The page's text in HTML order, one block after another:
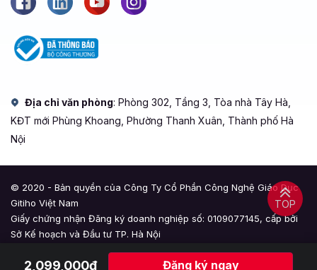
2,099,000đ Đăng ký ngay
TOP
Địa chỉ văn phòng: Phòng 302, Tầng 3, Tòa nhà Tây Hà,
KĐT mới Phùng Khoang, Phường Thanh Xuân, Thành phố Hà
Nội
© 2020 - Bản quyền của Công Ty Cổ Phần Công Nghệ Giáo Dục
Gitiho Việt Nam
Giấy chứng nhận Đăng ký doanh nghiệp số: 0109077145, cấp bởi
Sở Kế hoạch và Đầu tư TP. Hà Nội
thông